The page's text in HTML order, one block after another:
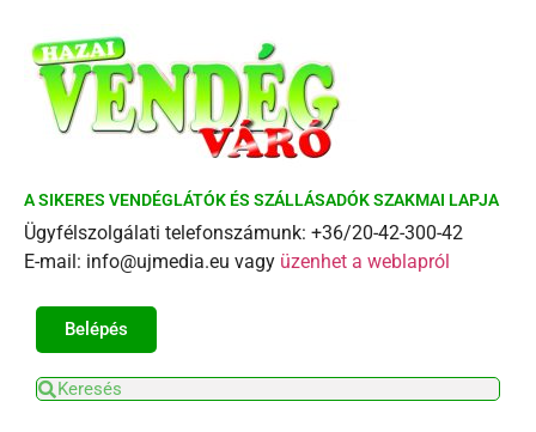
A SIKERES VENDÉGLÁTÓK ÉS SZÁLLÁSADÓK SZAKMAI LAPJA
Ügyfélszolgálati telefonszámunk: +36/20-42-300-42
E-mail: info@ujmedia.eu vagy üzenhet a weblapról
Belépés